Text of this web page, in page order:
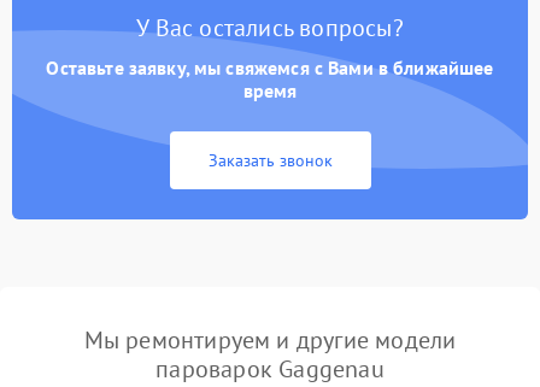
У Вас остались вопросы?
Оставьте заявку, мы свяжемся с Вами в ближайшее
время
Заказать звонок
Мы ремонтируем и другие модели
пароварок Gaggenau